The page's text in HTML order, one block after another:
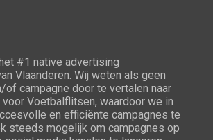
#1 native advertising
Vlaanderen. Wij weten als geen
of campagne door te vertalen naar
Voetbalflitsen, waardoor we in
en efficiënte campagnes te
steeds mogelijk om campagnes op